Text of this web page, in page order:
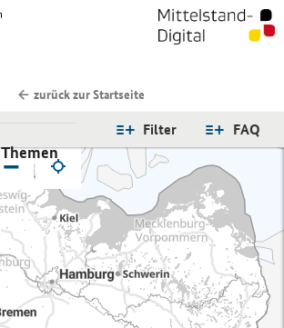
zurück zur Startseite
FAQ
Filter
Themen
−